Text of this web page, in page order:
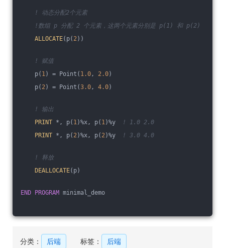
! 动态分配2个元素
!数组 p 分配 2 个元素，这两个元素分别是 p(1) 和 p(2)
ALLOCATE(p( 2))
! 赋值
p( 1) = Point( 1.0, 2.0)
p( 2) = Point(3.0, 4.0)
! 输出
PRINT *, p( 1)%x, p( 1)%y
! 1.0 2.0
PRINT *, p( 2)%x, p( 2)%y ! 3.0 4.0
! 释放
DEALLOCATE(p)
END PROGRAM minimal_demo
分类： 后端 标签： 后端